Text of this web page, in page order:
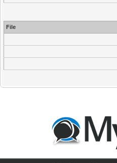
File